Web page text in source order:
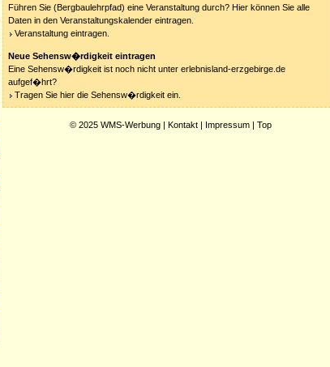
Führen Sie (Bergbaulehrpfad) eine Veranstaltung durch? Hier können Sie alle
Daten in den Veranstaltungskalender eintragen.
Veranstaltung eintragen.
Neue Sehensw�rdigkeit eintragen
Eine Sehensw�rdigkeit ist noch nicht unter erlebnisland-erzgebirge.de
aufgef�hrt?
Tragen Sie hier die Sehensw�rdigkeit ein.
© 2025 WMS-Werbung | Kontakt | Impressum | Top